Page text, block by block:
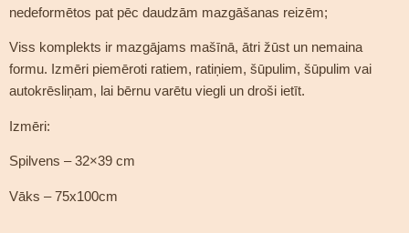
nedeformētos pat pēc daudzām mazgāšanas reizēm;
Viss komplekts ir mazgājams mašīnā, ātri žūst un nemaina
formu. Izmēri piemēroti ratiem, ratiņiem, šūpulim, šūpulim vai
autokrēsliņam, lai bērnu varētu viegli un droši ietīt.
Izmēri:
Spilvens – 32×39 cm
Vāks – 75x100cm